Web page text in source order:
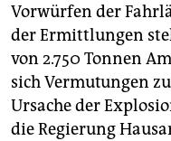
unterstützen
genossenschaft
epaper login
Vorwürfen der
der Ermittlungen
von 2.750 Tonnen
sich Vermutungen
Ursache der
die Regierung